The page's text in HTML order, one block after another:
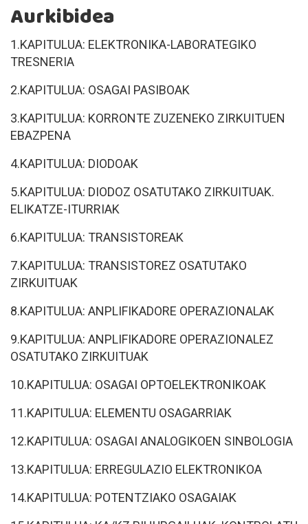
Aurkibidea
1.KAPITULUA: ELEKTRONIKA-LABORATEGIKO
TRESNERIA
2.KAPITULUA: OSAGAI PASIBOAK
3.KAPITULUA: KORRONTE ZUZENEKO ZIRKUITUEN
EBAZPENA
4.KAPITULUA: DIODOAK
5.KAPITULUA: DIODOZ OSATUTAKO ZIRKUITUAK.
ELIKATZE-ITURRIAK
6.KAPITULUA: TRANSISTOREAK
7.KAPITULUA: TRANSISTOREZ OSATUTAKO
ZIRKUITUAK
8.KAPITULUA: ANPLIFIKADORE OPERAZIONALAK
9.KAPITULUA: ANPLIFIKADORE OPERAZIONALEZ
OSATUTAKO ZIRKUITUAK
10.KAPITULUA: OSAGAI OPTOELEKTRONIKOAK
11.KAPITULUA: ELEMENTU OSAGARRIAK
12.KAPITULUA: OSAGAI ANALOGIKOEN SINBOLOGIA
13.KAPITULUA: ERREGULAZIO ELEKTRONIKOA
14.KAPITULUA: POTENTZIAKO OSAGAIAK